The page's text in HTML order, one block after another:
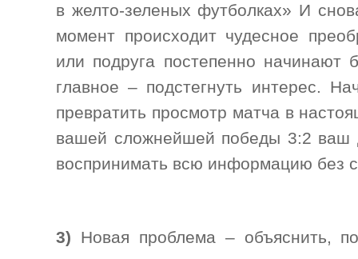
в желто-зеленых футболках» И
момент происходит чудесное
или подруга постепенно начинают
главное – подстегнуть интерес.
превратить просмотр матча в
вашей сложнейшей победы 3:2 ваш
воспринимать всю информацию без
3) Новая проблема – объяснить,